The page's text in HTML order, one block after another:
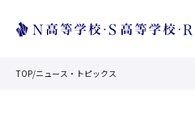
TOP/ニュース・トピックス